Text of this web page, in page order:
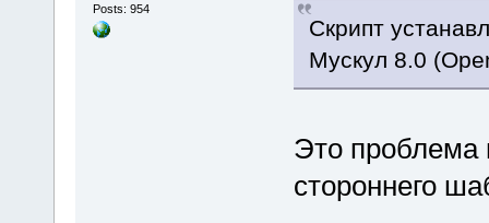
Posts: 954
Скрипт
Мускул 8.0
Это проблема
стороннего